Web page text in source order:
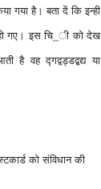
गया है। बता दें कि इन्ही
गए। इस चि_ी को देख
वह द्गद्वड्डद्बद्य या
को संविधान की